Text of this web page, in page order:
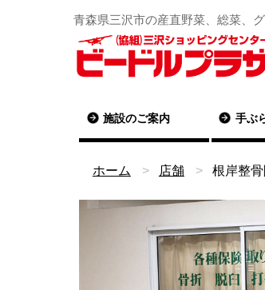
青森県三沢市の産直野菜、総菜、
施設のご案内 手ぶ
ホーム 店舗 根岸整骨